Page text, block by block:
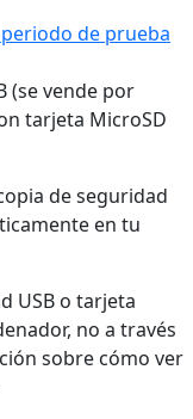
de prueba
(se vende por
tarjeta MicroSD
de seguridad
en tu
USB o tarjeta
no a través
sobre cómo ver